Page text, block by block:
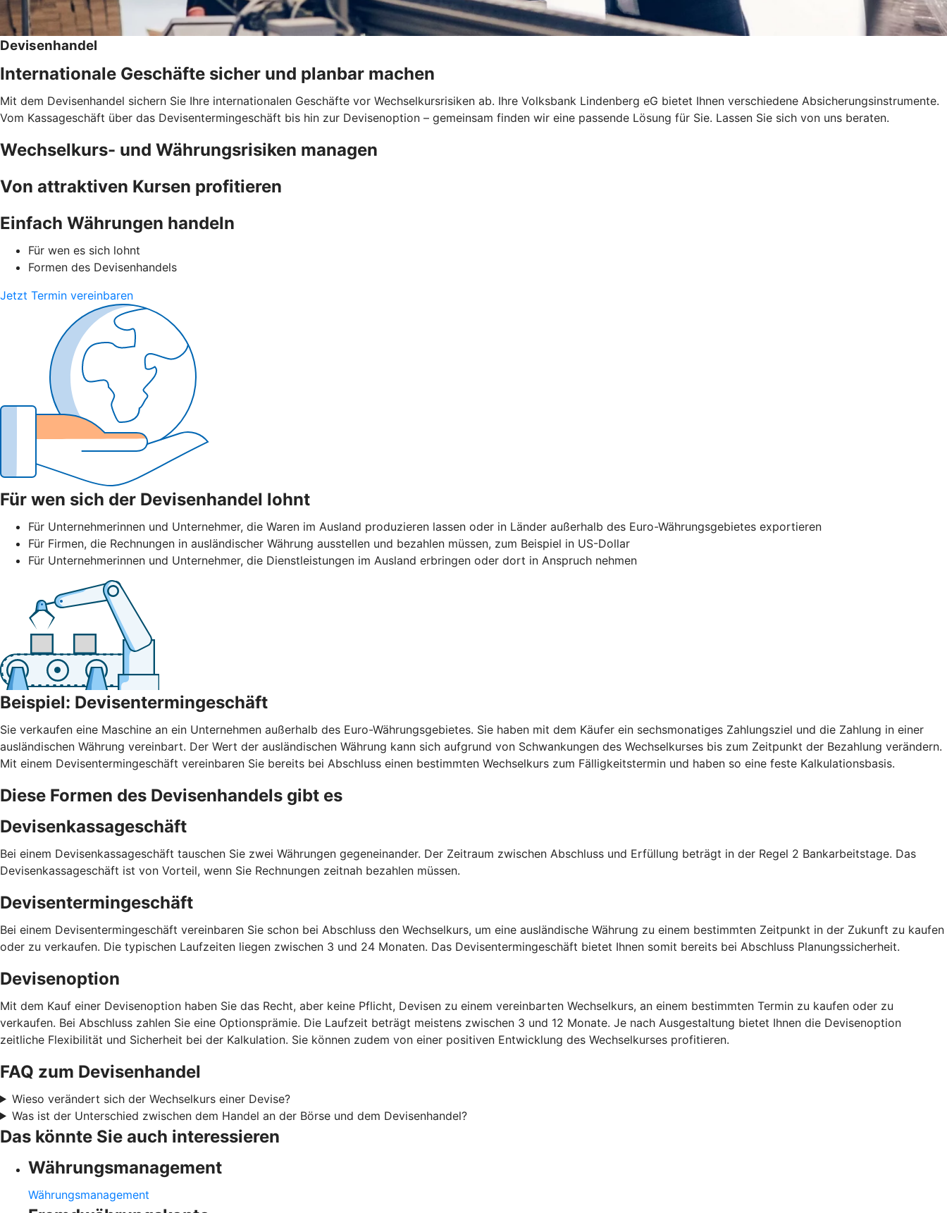
Devisenhandel
Internationale Geschäfte sicher und planbar machen
Mit dem Devisenhandel sichern Sie Ihre internationalen Geschäfte vor Wechselkursrisiken ab. Ihre Volksbank Lindenberg eG bietet Ihnen verschiedene Absicherungsinstrumente.
Vom Kassageschäft über das Devisentermingeschäft bis hin zur Devisenoption – gemeinsam finden wir eine passende Lösung für Sie. Lassen Sie sich von uns beraten.
Wechselkurs- und Währungsrisiken managen
Von attraktiven Kursen profitieren
Einfach Währungen handeln
Für wen es sich lohnt
Formen des Devisenhandels
Jetzt Termin vereinbaren
Für wen sich der Devisenhandel lohnt
Für Unternehmerinnen und Unternehmer, die Waren im Ausland produzieren lassen oder in Länder außerhalb des Euro-Währungsgebietes exportieren
Für Firmen, die Rechnungen in ausländischer Währung ausstellen und bezahlen müssen, zum Beispiel in US-Dollar
Für Unternehmerinnen und Unternehmer, die Dienstleistungen im Ausland erbringen oder dort in Anspruch nehmen
Beispiel: Devisentermingeschäft
Sie verkaufen eine Maschine an ein Unternehmen außerhalb des Euro-Währungsgebietes. Sie haben mit dem Käufer ein sechsmonatiges Zahlungsziel und die Zahlung in einer
ausländischen Währung vereinbart. Der Wert der ausländischen Währung kann sich aufgrund von Schwankungen des Wechselkurses bis zum Zeitpunkt der Bezahlung verändern.
Mit einem Devisentermingeschäft vereinbaren Sie bereits bei Abschluss einen bestimmten Wechselkurs zum Fälligkeitstermin und haben so eine feste Kalkulationsbasis.
Diese Formen des Devisenhandels gibt es
Devisenkassageschäft
Bei einem Devisenkassageschäft tauschen Sie zwei Währungen gegeneinander. Der Zeitraum zwischen Abschluss und Erfüllung beträgt in der Regel 2 Bankarbeitstage. Das
Devisenkassageschäft ist von Vorteil, wenn Sie Rechnungen zeitnah bezahlen müssen.
Devisentermingeschäft
Bei einem Devisentermingeschäft vereinbaren Sie schon bei Abschluss den Wechselkurs, um eine ausländische Währung zu einem bestimmten Zeitpunkt in der Zukunft zu kaufen
oder zu verkaufen. Die typischen Laufzeiten liegen zwischen 3 und 24 Monaten. Das Devisentermingeschäft bietet Ihnen somit bereits bei Abschluss Planungssicherheit.
Devisenoption
Mit dem Kauf einer Devisenoption haben Sie das Recht, aber keine Pflicht, Devisen zu einem vereinbarten Wechselkurs, an einem bestimmten Termin zu kaufen oder zu
verkaufen. Bei Abschluss zahlen Sie eine Optionsprämie. Die Laufzeit beträgt meistens zwischen 3 und 12 Monate. Je nach Ausgestaltung bietet Ihnen die Devisenoption
zeitliche Flexibilität und Sicherheit bei der Kalkulation. Sie können zudem von einer positiven Entwicklung des Wechselkurses profitieren.
FAQ zum Devisenhandel
Wieso verändert sich der Wechselkurs einer Devise?
Was ist der Unterschied zwischen dem Handel an der Börse und dem Devisenhandel?
Das könnte Sie auch interessieren
Währungsmanagement
Währungsmanagement